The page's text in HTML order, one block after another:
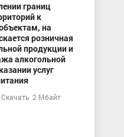
границ
к
на
розничная
продукции и
алкогольной
услуг
Скачать 2 Мбайт